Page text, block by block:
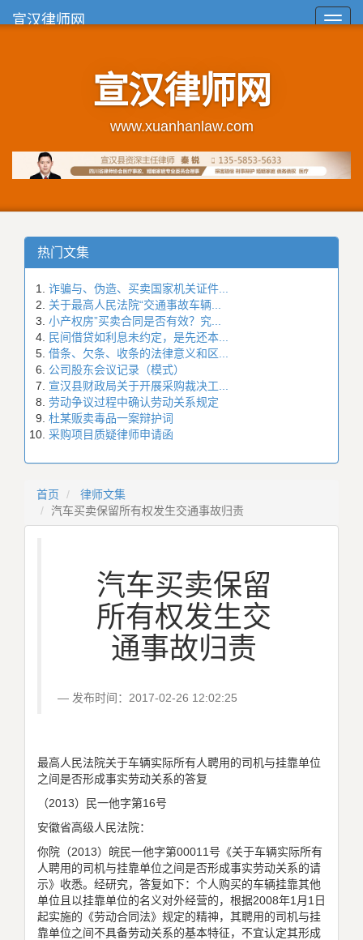
宣汉律师网
宣汉律师网
www.xuanhanlaw.com
热门文集
诈骗与、伪造、买卖国家机关证件...
关于最高人民法院“交通事故车辆...
小产权房”买卖合同是否有效？究...
民间借贷如利息未约定，是先还本...
借条、欠条、收条的法律意义和区...
公司股东会议记录（模式）
宣汉县财政局关于开展采购裁决工...
劳动争议过程中确认劳动关系规定
杜某贩卖毒品一案辩护词
采购项目质疑律师申请函
首页
律师文集
汽车买卖保留所有权发生交通事故归责
汽车买卖保留
所有权发生交
通事故归责
发布时间：2017-02-26 12:02:25
最高人民法院关于车辆实际所有人聘用的司机与挂靠单位
之间是否形成事实劳动关系的答复
（2013）民一他字第16号
安徽省高级人民法院：
你院（2013）皖民一他字第00011号《关于车辆实际所有
人聘用的司机与挂靠单位之间是否形成事实劳动关系的请
示》收悉。经研究，答复如下：个人购买的车辆挂靠其他
单位且以挂靠单位的名义对外经营的，根据2008年1月1日
起实施的《劳动合同法》规定的精神，其聘用的司机与挂
靠单位之间不具备劳动关系的基本特征，不宜认定其形成